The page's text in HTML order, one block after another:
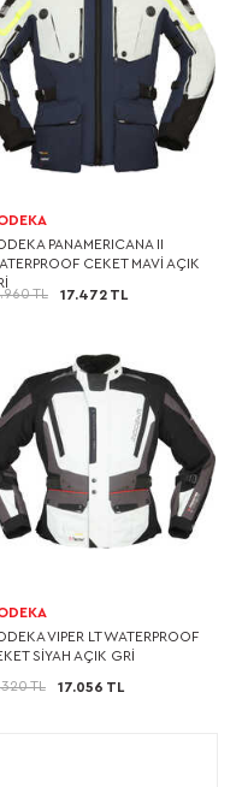
PANAMERICANA II
CEKET MAVİ AÇIK
TL 17.472 TL
VIPER LT WATERPROOF
SİYAH AÇIK GRİ
TL 17.056 TL